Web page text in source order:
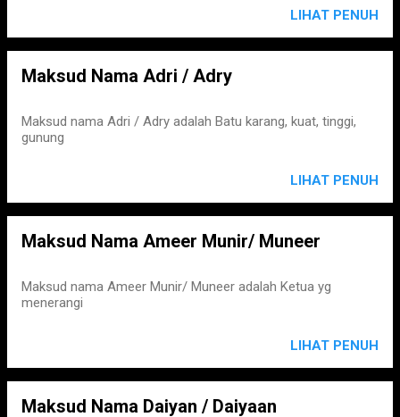
LIHAT PENUH
Maksud Nama Adri / Adry
Maksud nama Adri / Adry adalah Batu karang, kuat, tinggi,
gunung
LIHAT PENUH
Maksud Nama Ameer Munir/ Muneer
Maksud nama Ameer Munir/ Muneer adalah Ketua yg
menerangi
LIHAT PENUH
Maksud Nama Daiyan / Daiyaan